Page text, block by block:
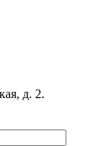
д. 2.